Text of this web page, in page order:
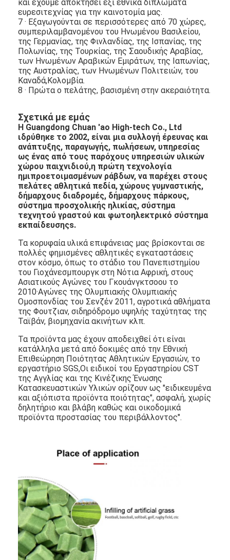
Περίπου εμείς
Γύρος εργοστασίων
Ποιοτικός έλεγχος
Μας ελάτε σε επαφή με
συνομιλία τώρα
Υπόγεια από καουτσούκ αθλητικού τύπου
Γόμα για παιδική χαρά
Υπόγεια από καουτσούκ
Εμπορικά καουτσούκ
Εναρμονισμένοι πλακόστρωτοι από καουτσούκ
τεχνητή χλόη γεμάτη
Λαστιχένιοι κόκκοι SBR
Συνδέτες PU
τεχνητή χλόη τύρφης
Εγκατάσταση πίστας
και έχουμε αποκτήσει έξι εθνικά διπλώματα
ευρεσιτεχνίας για την καινοτομία μας.
7 · Εξαγωγούνται σε περισσότερες από 70 χώρες,
συμπεριλαμβανομένου του Ηνωμένου Βασιλείου,
της Γερμανίας, της Φινλανδίας, της Ισπανίας, της
Πολωνίας, της Τουρκίας, της Σαουδικής Αραβίας,
των Ηνωμένων Αραβικών Εμιράτων, της Ιαπωνίας,
της Αυστραλίας, των Ηνωμένων Πολιτειών, του
Καναδά,Κολομβία.
8 · Πρώτα ο πελάτης, βασισμένη στην ακεραιότητα.
Σχετικά με εμάς
Η Guangdong Chuan 'ao High-tech Co., Ltd
ιδρύθηκε το 2002, είναι μια συλλογή έρευνας και
ανάπτυξης, παραγωγής, πωλήσεων, υπηρεσίας
ως ένας από τους παρόχους υπηρεσιών υλικών
χώρου παιχνιδιού,η πρώτη τεχνολογία
ημιπροετοιμασμένων ράβδων, να παρέχει στους
πελάτες αθλητικά πεδία, χώρους γυμναστικής,
δήμαρχους διαδρομές, δήμαρχους πάρκους,
σύστημα προσχολικής ηλικίας, σύστημα
τεχνητού γραστού και φωτοηλεκτρικό σύστημα
εκπαίδευσηςs.
Τα κορυφαία υλικά επιφάνειας μας βρίσκονται σε
πολλές φημισμένες αθλητικές εγκαταστάσεις
στον κόσμο, όπως το στάδιο του Πανεπιστημίου
του Γιοχάνεσμπουργκ στη Νότια Αφρική, στους
Ασιατικούς Αγώνες του Γκουάνγκτσοου το
2010·Αγώνες της Ολυμπιακής Ολυμπιακής
Ομοσπονδίας του Σενζέν 2011, αγροτικά αθλήματα
της Φουτζιαν, σιδηρόδρομο υψηλής ταχύτητας της
Ταϊβάν, βιομηχανία ακινήτων κλπ.
Τα προϊόντα μας έχουν αποδειχθεί ότι είναι
κατάλληλα μετά από δοκιμές από την Εθνική
Επιθεώρηση Ποιότητας Αθλητικών Εργασιών, το
εργαστήριο SGS,Οι ειδικοί του Εργαστηρίου CST
της Αγγλίας και της Κινέζικης Ένωσης
Κατασκευαστικών Υλικών ορίζουν ως "ειδικευμένα
και αξιόπιστα προϊόντα ποιότητας", ασφαλή, χωρίς
δηλητήριο και βλάβη καθώς και οικοδομικά
προϊόντα προστασίας του περιβάλλοντος".